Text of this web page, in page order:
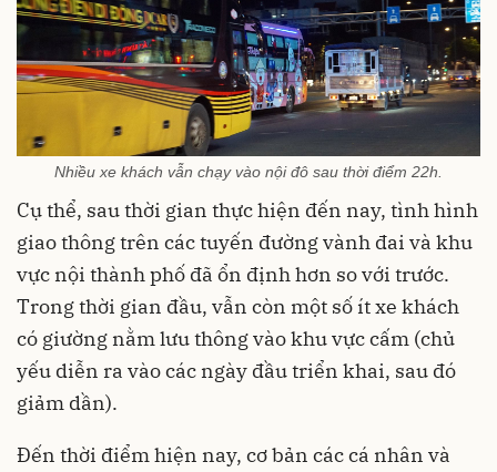
Nhiều xe khách vẫn chạy vào nội đô sau thời điểm 22h.
Cụ thể, sau thời gian thực hiện đến nay, tình hình
giao thông trên các tuyến đường vành đai và khu
vực nội thành phố đã ổn định hơn so với trước.
Trong thời gian đầu, vẫn còn một số ít xe khách
có giường nằm lưu thông vào khu vực cấm (chủ
yếu diễn ra vào các ngày đầu triển khai, sau đó
giảm dần).
Đến thời điểm hiện nay, cơ bản các cá nhân và